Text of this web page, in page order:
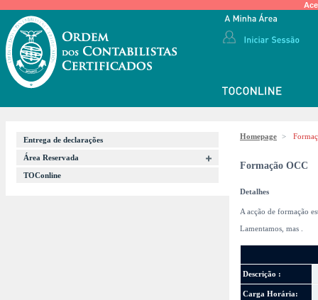
Entrega de declarações
Área Reservada
TOConline
Homepage >
Formação OCC
Detalhes
A acção de formação
Lamentamos, mas
Descrição :
Carga Horária: